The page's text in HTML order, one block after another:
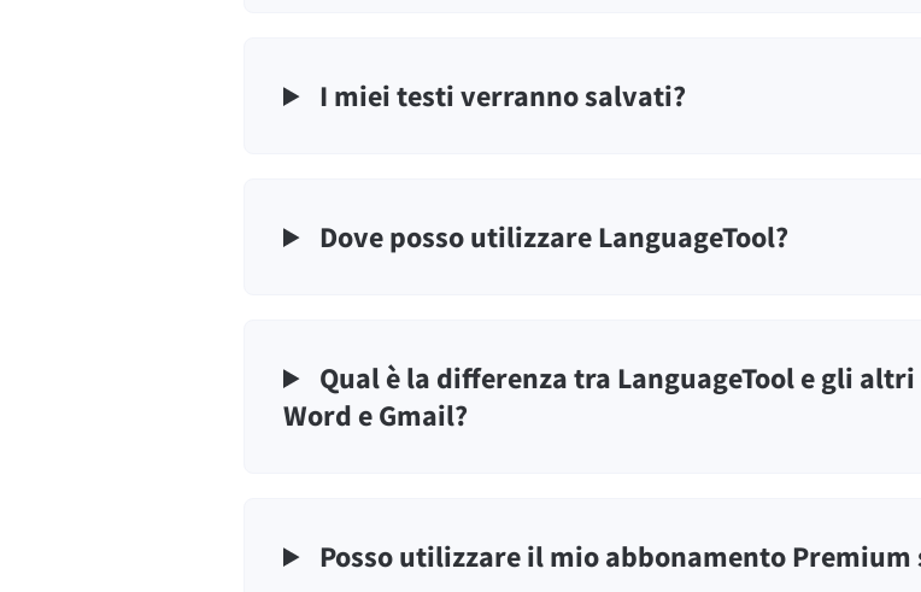
I miei testi verranno salvati?
Dove posso utilizzare LanguageTool?
Qual è la differenza tra LanguageTool e gli
Word e Gmail?
Posso utilizzare il mio abbonamento